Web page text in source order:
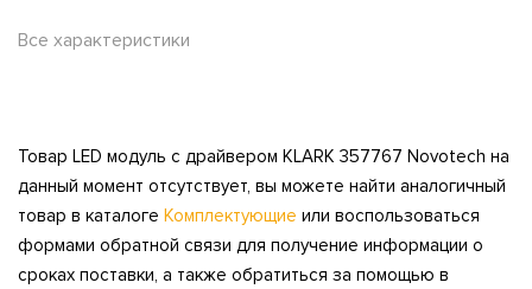
Все характеристики
Товар LED модуль с драйвером KLARK 357767 Novotech на
данный момент отсутствует, вы можете найти аналогичный
товар в каталоге Комплектующие или воспользоваться
формами обратной связи для получение информации о
сроках поставки, а также обратиться за помощью в